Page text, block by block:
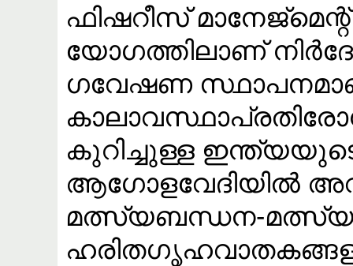
ഫിഷറീസ്
യോഗത്തിലാണ്
ഗവേഷണ
കുറിച്ചുള്ള
ആഗോളവേദിയിൽ
മത്സ്യബന്ധന-